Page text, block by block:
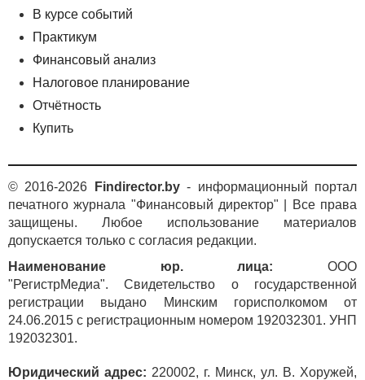
В курсе событий
Практикум
Финансовый анализ
Налоговое планирование
Отчётность
Купить
© 2016-2026 Findirector.by- информационный портал
печатного журнала "Финансовый директор" | Все права
защищены. Любое использование материалов
допускается только с согласия редакции.
Наименование юр. лица: ООО
"РегистрМедиа". Свидетельство о государственной
регистрации выдано Минским горисполкомом от
24.06.2015 с регистрационным номером 192032301. УНП
192032301.
Юридический адрес: 220002, г. Минск, ул. В. Хоружей,